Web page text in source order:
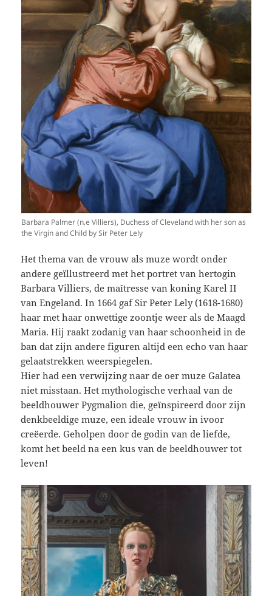
Barbara Palmer (n‚e Villiers), Duchess of Cleveland with her son as
the Virgin and Child by Sir Peter Lely
Het thema van de vrouw als muze wordt onder
andere geïllustreerd met het portret van hertogin
Barbara Villiers, de maîtresse van koning Karel II
van Engeland. In 1664 gaf Sir Peter Lely (1618-1680)
haar met haar onwettige zoontje weer als de Maagd
Maria. Hij raakt zodanig van haar schoonheid in de
ban dat zijn andere figuren altijd een echo van haar
gelaatstrekken weerspiegelen.
Hier had een verwijzing naar de oer muze Galatea
niet misstaan. Het mythologische verhaal van de
beeldhouwer Pygmalion die, geïnspireerd door zijn
denkbeeldige muze, een ideale vrouw in ivoor
creëerde. Geholpen door de godin van de liefde,
komt het beeld na een kus van de beeldhouwer tot
leven!